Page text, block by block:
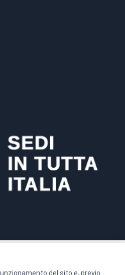
crittografia SSL a 128 bit
del sito e, previo